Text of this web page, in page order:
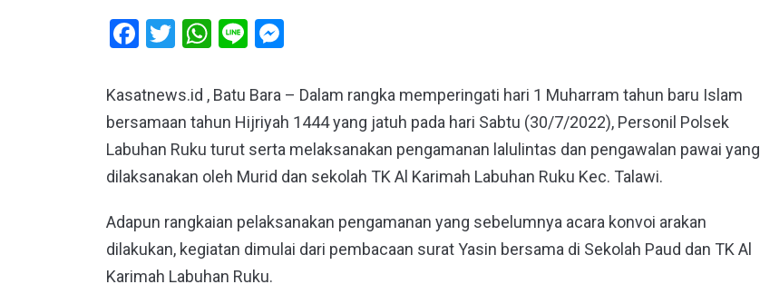
Facebook
Twitter
WhatsApp
Line
Kasatnews.id , Batu Bara – Dalam rangka memperingati hari 1 Muharram tahun baru Islam
bersamaan tahun Hijriyah 1444 yang jatuh pada hari Sabtu (30/7/2022), Personil Polsek
Labuhan Ruku turut serta melaksanakan pengamanan lalulintas dan pengawalan pawai yang
dilaksanakan oleh Murid dan sekolah TK Al Karimah Labuhan Ruku Kec. Talawi.
Adapun rangkaian pelaksanakan pengamanan yang sebelumnya acara konvoi arakan
dilakukan, kegiatan dimulai dari pembacaan surat Yasin bersama di Sekolah Paud dan TK Al
Karimah Labuhan Ruku.